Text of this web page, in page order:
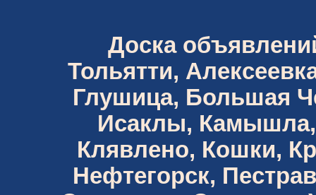
Доска
Тольятти,
Глушица, Большая
Исаклы, Камышла,
Клявлено, Кошки,
Нефтегорск,